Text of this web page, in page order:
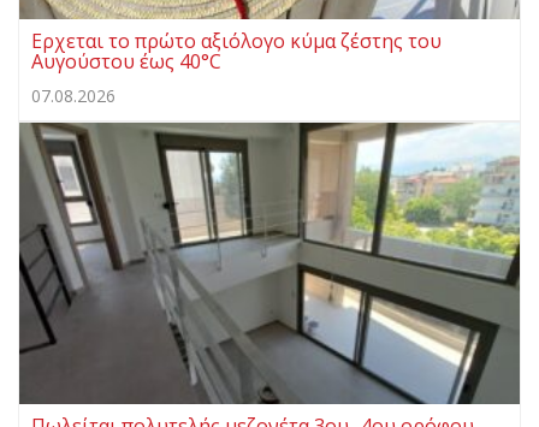
Ερχεται το πρώτο αξιόλογο κύμα ζέστης του
Αυγούστου έως 40°C
07.08.2026